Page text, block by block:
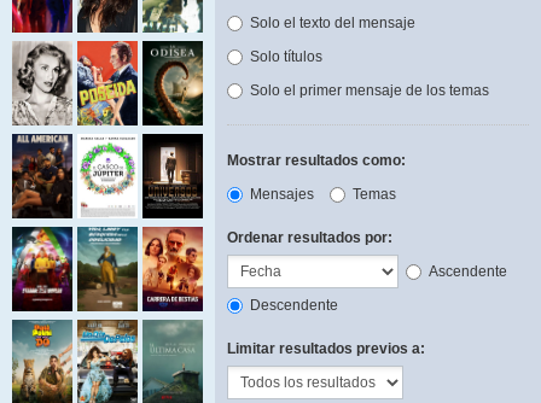
Solo el texto del mensaje
Solo títulos
Solo el primer mensaje de los temas
Mostrar resultados como:
Mensajes
Temas
Ordenar resultados por:
Ascendente
Descendente
Limitar resultados previos a: